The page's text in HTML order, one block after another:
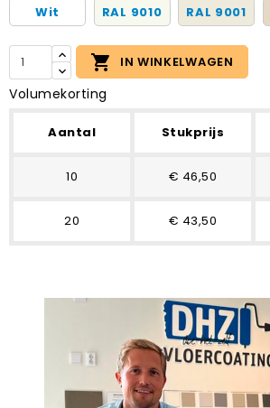
Wit RAL 9010 RAL 9001
 IN WINKELWAGEN
Volumekorting
Aantal Stukprijs
10 € 46,50
20 € 43,50